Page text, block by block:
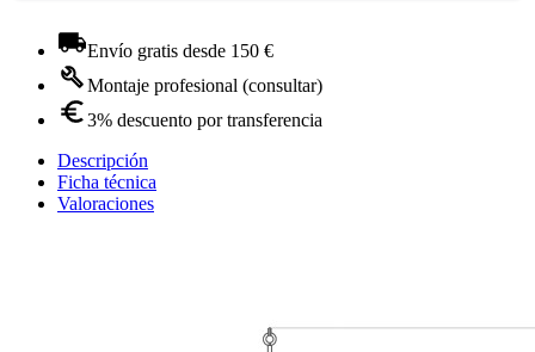
Envío gratis desde 150 €
Montaje profesional (consultar)
3% descuento por transferencia
Descripción
Ficha técnica
Valoraciones